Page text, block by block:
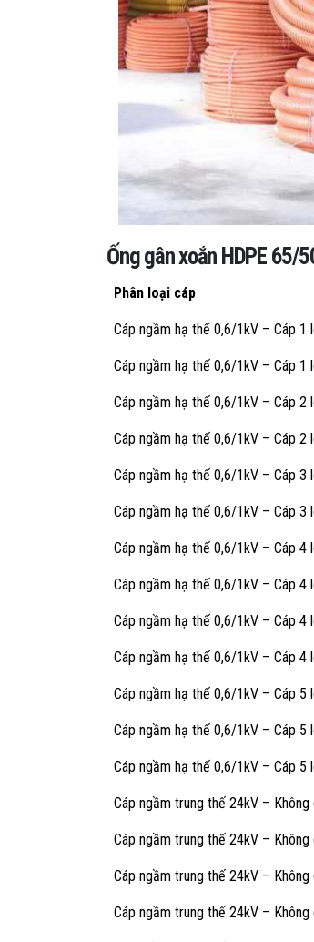
Ống gân xoắn HDPE 65/
Phân loại cáp
Cáp ngầm hạ thế 0,6/1kV – Cáp 1
Cáp ngầm hạ thế 0,6/1kV – Cáp 1
Cáp ngầm hạ thế 0,6/1kV – Cáp 2
Cáp ngầm hạ thế 0,6/1kV – Cáp 2
Cáp ngầm hạ thế 0,6/1kV – Cáp 3
Cáp ngầm hạ thế 0,6/1kV – Cáp 3
Cáp ngầm hạ thế 0,6/1kV – Cáp 4
Cáp ngầm hạ thế 0,6/1kV – Cáp 4
Cáp ngầm hạ thế 0,6/1kV – Cáp 4
Cáp ngầm hạ thế 0,6/1kV – Cáp 4
Cáp ngầm hạ thế 0,6/1kV – Cáp 5
Cáp ngầm hạ thế 0,6/1kV – Cáp 5
Cáp ngầm hạ thế 0,6/1kV – Cáp 5
Cáp ngầm trung thế 24kV –
Cáp ngầm trung thế 24kV –
Cáp ngầm trung thế 24kV –
Cáp ngầm trung thế 24kV –